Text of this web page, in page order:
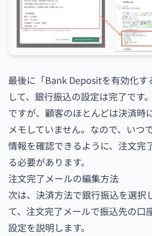
最後に「Bank Depositを有効化す
して、銀行振込の設定は完了です。
ですが、顧客のほとんどは決済時
メモしていません。なので、いつ
情報を確認できるように、注文完
る必要があります。
注文完了メールの編集方法
次は、決済方法で銀行振込を選択
て、注文完了メールで振込先の口
設定を説明します。